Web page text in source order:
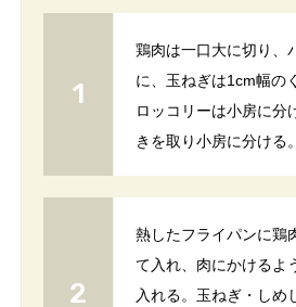
鶏肉は一口大に切り、
に、玉ねぎは1cm幅の
ロッコリーは小房に分
きを取り小房に分ける。
熱したフライパンに鶏
て入れ、肉にかけるよ
入れる。玉ねぎ・しめ